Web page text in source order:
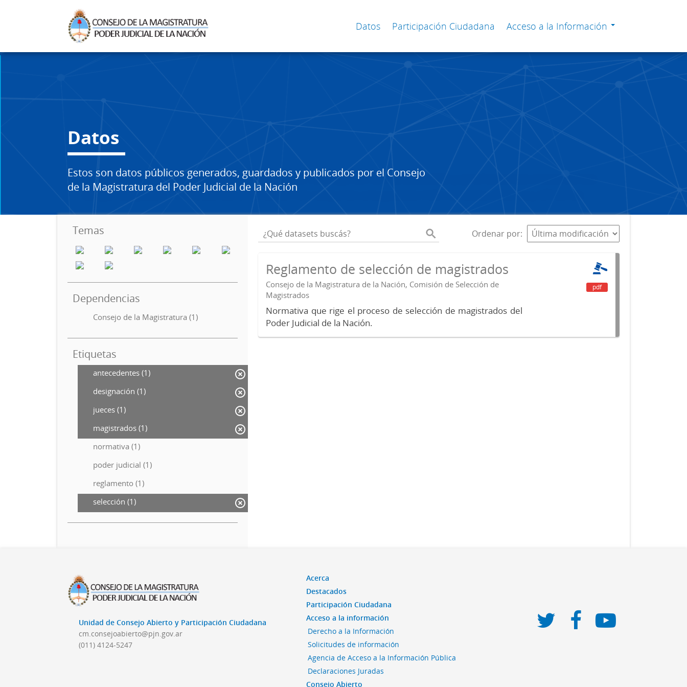
Datos Participación Ciudadana Acceso a la Información
Datos
Estos son datos públicos generados, guardados y publicados por el Consejo
de la Magistratura del Poder Judicial de la Nación
Temas
Dependencias
Consejo de la Magistratura (1)
Etiquetas
antecedentes (1)
designación (1)
jueces (1)
magistrados (1)
normativa (1)
poder judicial (1)
reglamento (1)
selección (1)
Ordenar por
Reglamento de selección de magistrados
Consejo de la Magistratura de la Nación, Comisión de Selección de
Magistrados
Normativa que rige el proceso de selección de magistrados del
Poder Judicial de la Nación.
pdf
Unidad de Consejo Abierto y Participación Ciudadana
cm.consejoabierto@pjn.gov.ar
(011) 4124-5247
Acerca
Destacados
Participación Ciudadana
Acceso a la información
Derecho a la Información
Solicitudes de información
Agencia de Acceso a la Información Pública
Declaraciones Juradas
Consejo Abierto